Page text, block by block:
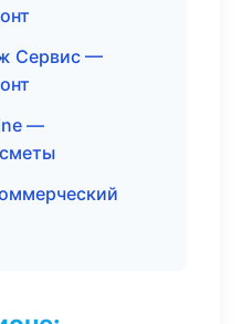
Сервис —
—